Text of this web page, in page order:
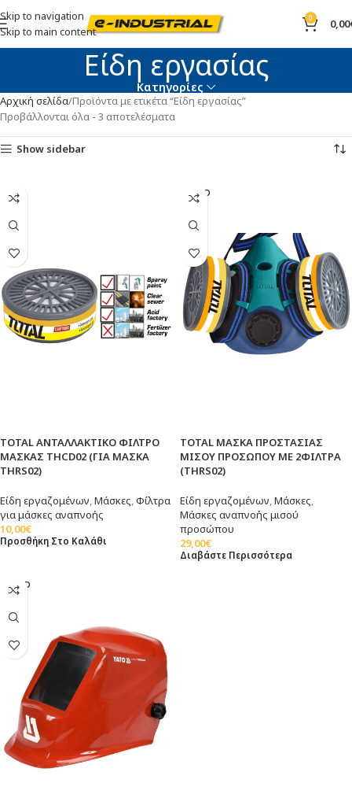
Skip to navigation
Skip to main content
0 0,00
Είδη εργασίας
Κατηγορίες
Αρχική σελίδα Προϊόντα με ετικέτα “Είδη εργασίας”
Προβάλλονται όλα - 3 αποτελέσματα
Show sidebar
TOTAL ΑΝΤΑΛΛΑΚΤΙΚΟ ΦΙΛΤΡΟ
ΜΑΣΚΑΣ THCD02 (ΓΙΑ ΜΑΣΚΑ
THRS02)
Είδη εργαζομένων Μάσκες Φίλτρα
για μάσκες αναπνοής
10,00€
Προσθήκη Στο Καλάθι
SOLD
OUT
TOTAL ΜΑΣΚΑ ΠΡΟΣΤΑΣΙΑΣ
ΜΙΣΟΥ ΠΡΟΣΩΠΟΥ ΜΕ 2ΦΙΛΤΡΑ
(THRS02)
Είδη εργαζομένων Μάσκες
Μάσκες αναπνοής μισού
προσώπου
29,00€
Διαβάστε Περισσότερα
SOLD
OUT